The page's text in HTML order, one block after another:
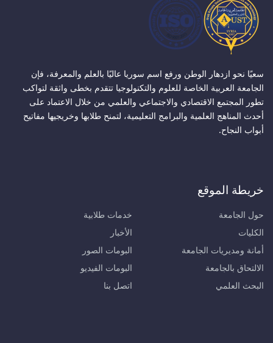
سعيًا نحو ازدهار الوطن ورفع اسم سوريا عاليًا بالعلم والمعرفة، فإن
الجامعة العربية الخاصة للعلوم والتكنولوجيا تتقدم بخطى واثقة لتواكب
تطور المجتمع الاقتصادي والاجتماعي والعلمي من خلال الاعتماد على
أحدث المناهج العلمية والبرامج التعليمية، لتمنح طلابها وخريجيها مفاتيح
أبواب النجاح.
خريطة الموقع
حول الجامعة
الكليات
أمانة ومديريات الجامعة
الالتحاق بالجامعة
البحث العلمي
خدمات طلابية
الأخبار
البومات الصور
البومات الفيديو
اتصل بنا